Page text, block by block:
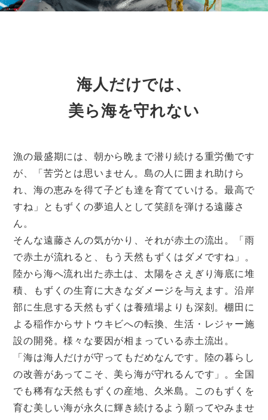
海人だけでは、
美ら海を守れない
漁の最盛期には、朝から晩まで潜り続ける重労働です
が、「苦労とは思いません。島の人に囲まれ助けら
れ、海の恵みを得て子ども達を育てていける。最高で
すね」ともずくの夢追人として笑顔を弾ける遠藤さ
ん。
そんな遠藤さんの気がかり、それが赤土の流出。「雨
で赤土が流れると、もう天然もずくはダメですね」。
陸から海へ流れ出た赤土は、太陽をさえぎり海底に堆
積、もずくの生育に大きなダメージを与えます。沿岸
部に生息する天然もずくは養殖場よりも深刻。棚田に
よる稲作からサトウキビへの転換、生活・レジャー施
設の開発。様々な要因が相まっている赤土流出。
「海は海人だけが守ってもだめなんです。陸の暮らし
の改善があってこそ、美ら海が守れるんです」。全国
でも稀有な天然もずくの産地、久米島。このもずくを
育む美しい海が永久に輝き続けるよう願ってやみませ